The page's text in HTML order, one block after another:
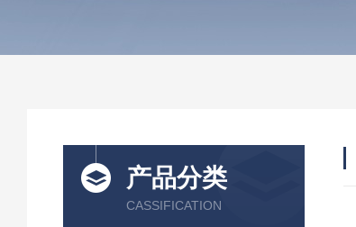
产品分类
CASSIFICATION